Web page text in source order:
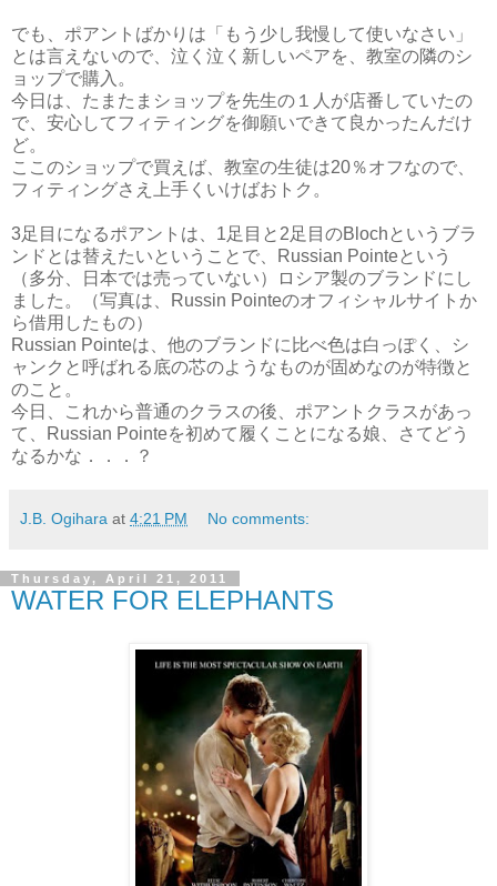
でも、ポアントばかりは「もう少し我慢して使いなさい」
とは言えないので、泣く泣く新しいペアを、教室の隣のシ
ョップで購入。
今日は、たまたまショップを先生の１人が店番していたの
で、安心してフィティングを御願いできて良かったんだけ
ど。
ここのショップで買えば、教室の生徒は20％オフなので、
フィティングさえ上手くいけばおトク。
3足目になるポアントは、1足目と2足目のBlochというブラ
ンドとは替えたいということで、Russian Pointeという
（多分、日本では売っていない）ロシア製のブランドにし
ました。（写真は、Russin Pointeのオフィシャルサイトか
ら借用したもの）
Russian Pointeは、他のブランドに比べ色は白っぽく、シ
ャンクと呼ばれる底の芯のようなものが固めなのが特徴と
のこと。
今日、これから普通のクラスの後、ポアントクラスがあっ
て、Russian Pointeを初めて履くことになる娘、さてどう
なるかな．．．？
J.B. Ogihara at 4:21 PM No comments:
Thursday, April 21, 2011
WATER FOR ELEPHANTS